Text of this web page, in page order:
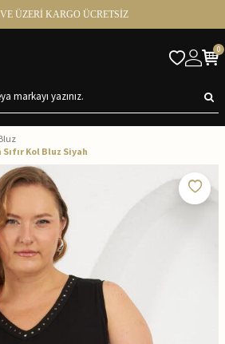
ÜZERİ KARGO ÜCRETSİZ
0
Kol Bluz Siyah